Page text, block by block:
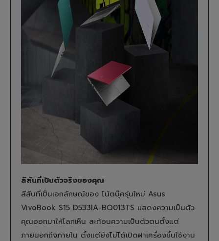
สีสันที่เป็นตัวจริงของคุณ
สีสันที่เป็นเอกลักษณ์ของ โน้ตบุ๊ครุ่นใหม่ Asus
VivoBook S15 D533IA-BQ013TS แสดงความเป็นตัว
คุณออกมาให้โลกเห็น สะท้อนความเป็นตัวตนตั้งแต่
ภายนอกถึงภายใน ตั้งแต่ยังไม่ได้เปิดฝาเครื่องขึ้นใช้งาน